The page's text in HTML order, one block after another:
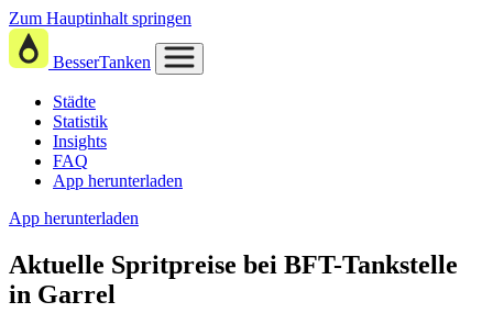
Zum Hauptinhalt springen
BesserTanken
Städte
Statistik
Insights
FAQ
App herunterladen
App herunterladen
Aktuelle Spritpreise bei BFT-Tankstelle
in Garrel